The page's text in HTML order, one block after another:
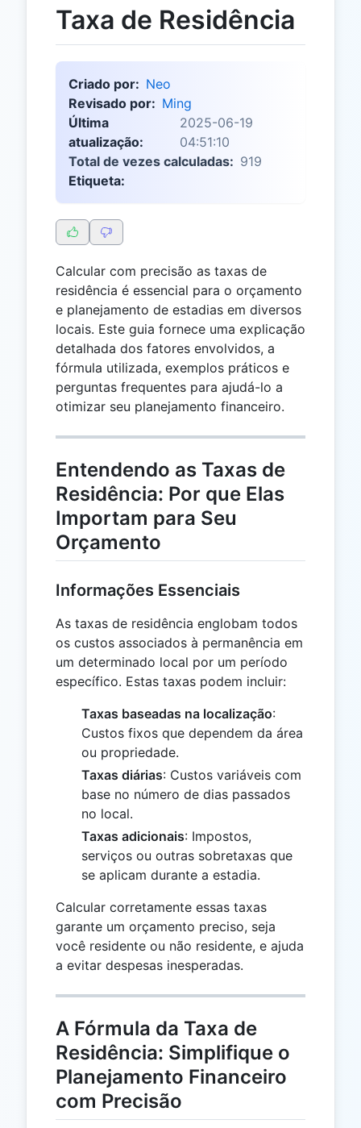
Taxa de Residência
Criado por: Neo
Revisado por: Ming
Última
atualização:
2025-06-19
04:51:10
Total de vezes calculadas: 919
Etiqueta:
Calcular com precisão as taxas de
residência é essencial para o orçamento
e planejamento de estadias em diversos
locais. Este guia fornece uma explicação
detalhada dos fatores envolvidos, a
fórmula utilizada, exemplos práticos e
perguntas frequentes para ajudá-lo a
otimizar seu planejamento financeiro.
Entendendo as Taxas de
Residência: Por que Elas
Importam para Seu
Orçamento
Informações Essenciais
As taxas de residência englobam todos
os custos associados à permanência em
um determinado local por um período
específico. Estas taxas podem incluir:
Taxas baseadas na localização:
Custos fixos que dependem da área
ou propriedade.
Taxas diárias: Custos variáveis com
base no número de dias passados
no local.
Taxas adicionais: Impostos,
serviços ou outras sobretaxas que
se aplicam durante a estadia.
Calcular corretamente essas taxas
garante um orçamento preciso, seja
você residente ou não residente, e ajuda
a evitar despesas inesperadas.
A Fórmula da Taxa de
Residência: Simplifique o
Planejamento Financeiro
com Precisão